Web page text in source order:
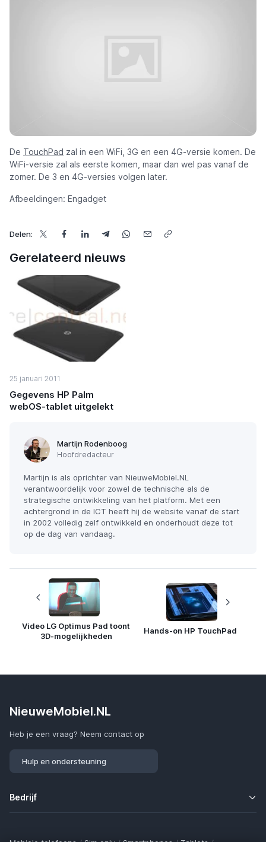
De TouchPad zal in een WiFi, 3G en een 4G-versie komen. De
WiFi-versie zal als eerste komen, maar dan wel pas vanaf de
zomer. De 3 en 4G-versies volgen later.
Afbeeldingen: Engadget
Delen:
Gerelateerd nieuws
25 januari 2011
Gegevens HP Palm
webOS-tablet uitgelekt
Martijn Rodenboog
Hoofdredacteur
Martijn is als oprichter van NieuweMobiel.NL
verantwoordelijk voor zowel de technische als de
strategische ontwikkeling van het platform. Met een
achtergrond in de ICT heeft hij de website vanaf de start
in 2002 volledig zelf ontwikkeld en onderhoudt deze tot
op de dag van vandaag.
Video LG Optimus Pad toont
3D-mogelijkheden
Hands-on HP TouchPad
NieuweMobiel.NL
Heb je een vraag? Neem contact op
Hulp en ondersteuning
Bedrijf